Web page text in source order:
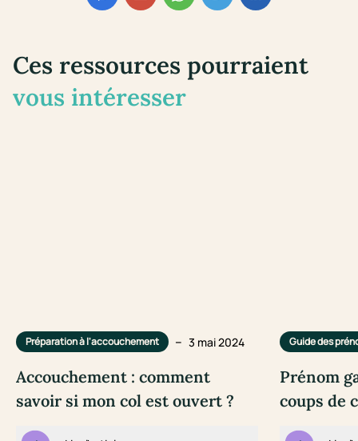
Ces ressources pourraient
vous intéresser
Préparation à l'accouchement – 3 mai 2024
Accouchement : comment
savoir si mon col est ouvert ?
Guide des
Prénom
coups de